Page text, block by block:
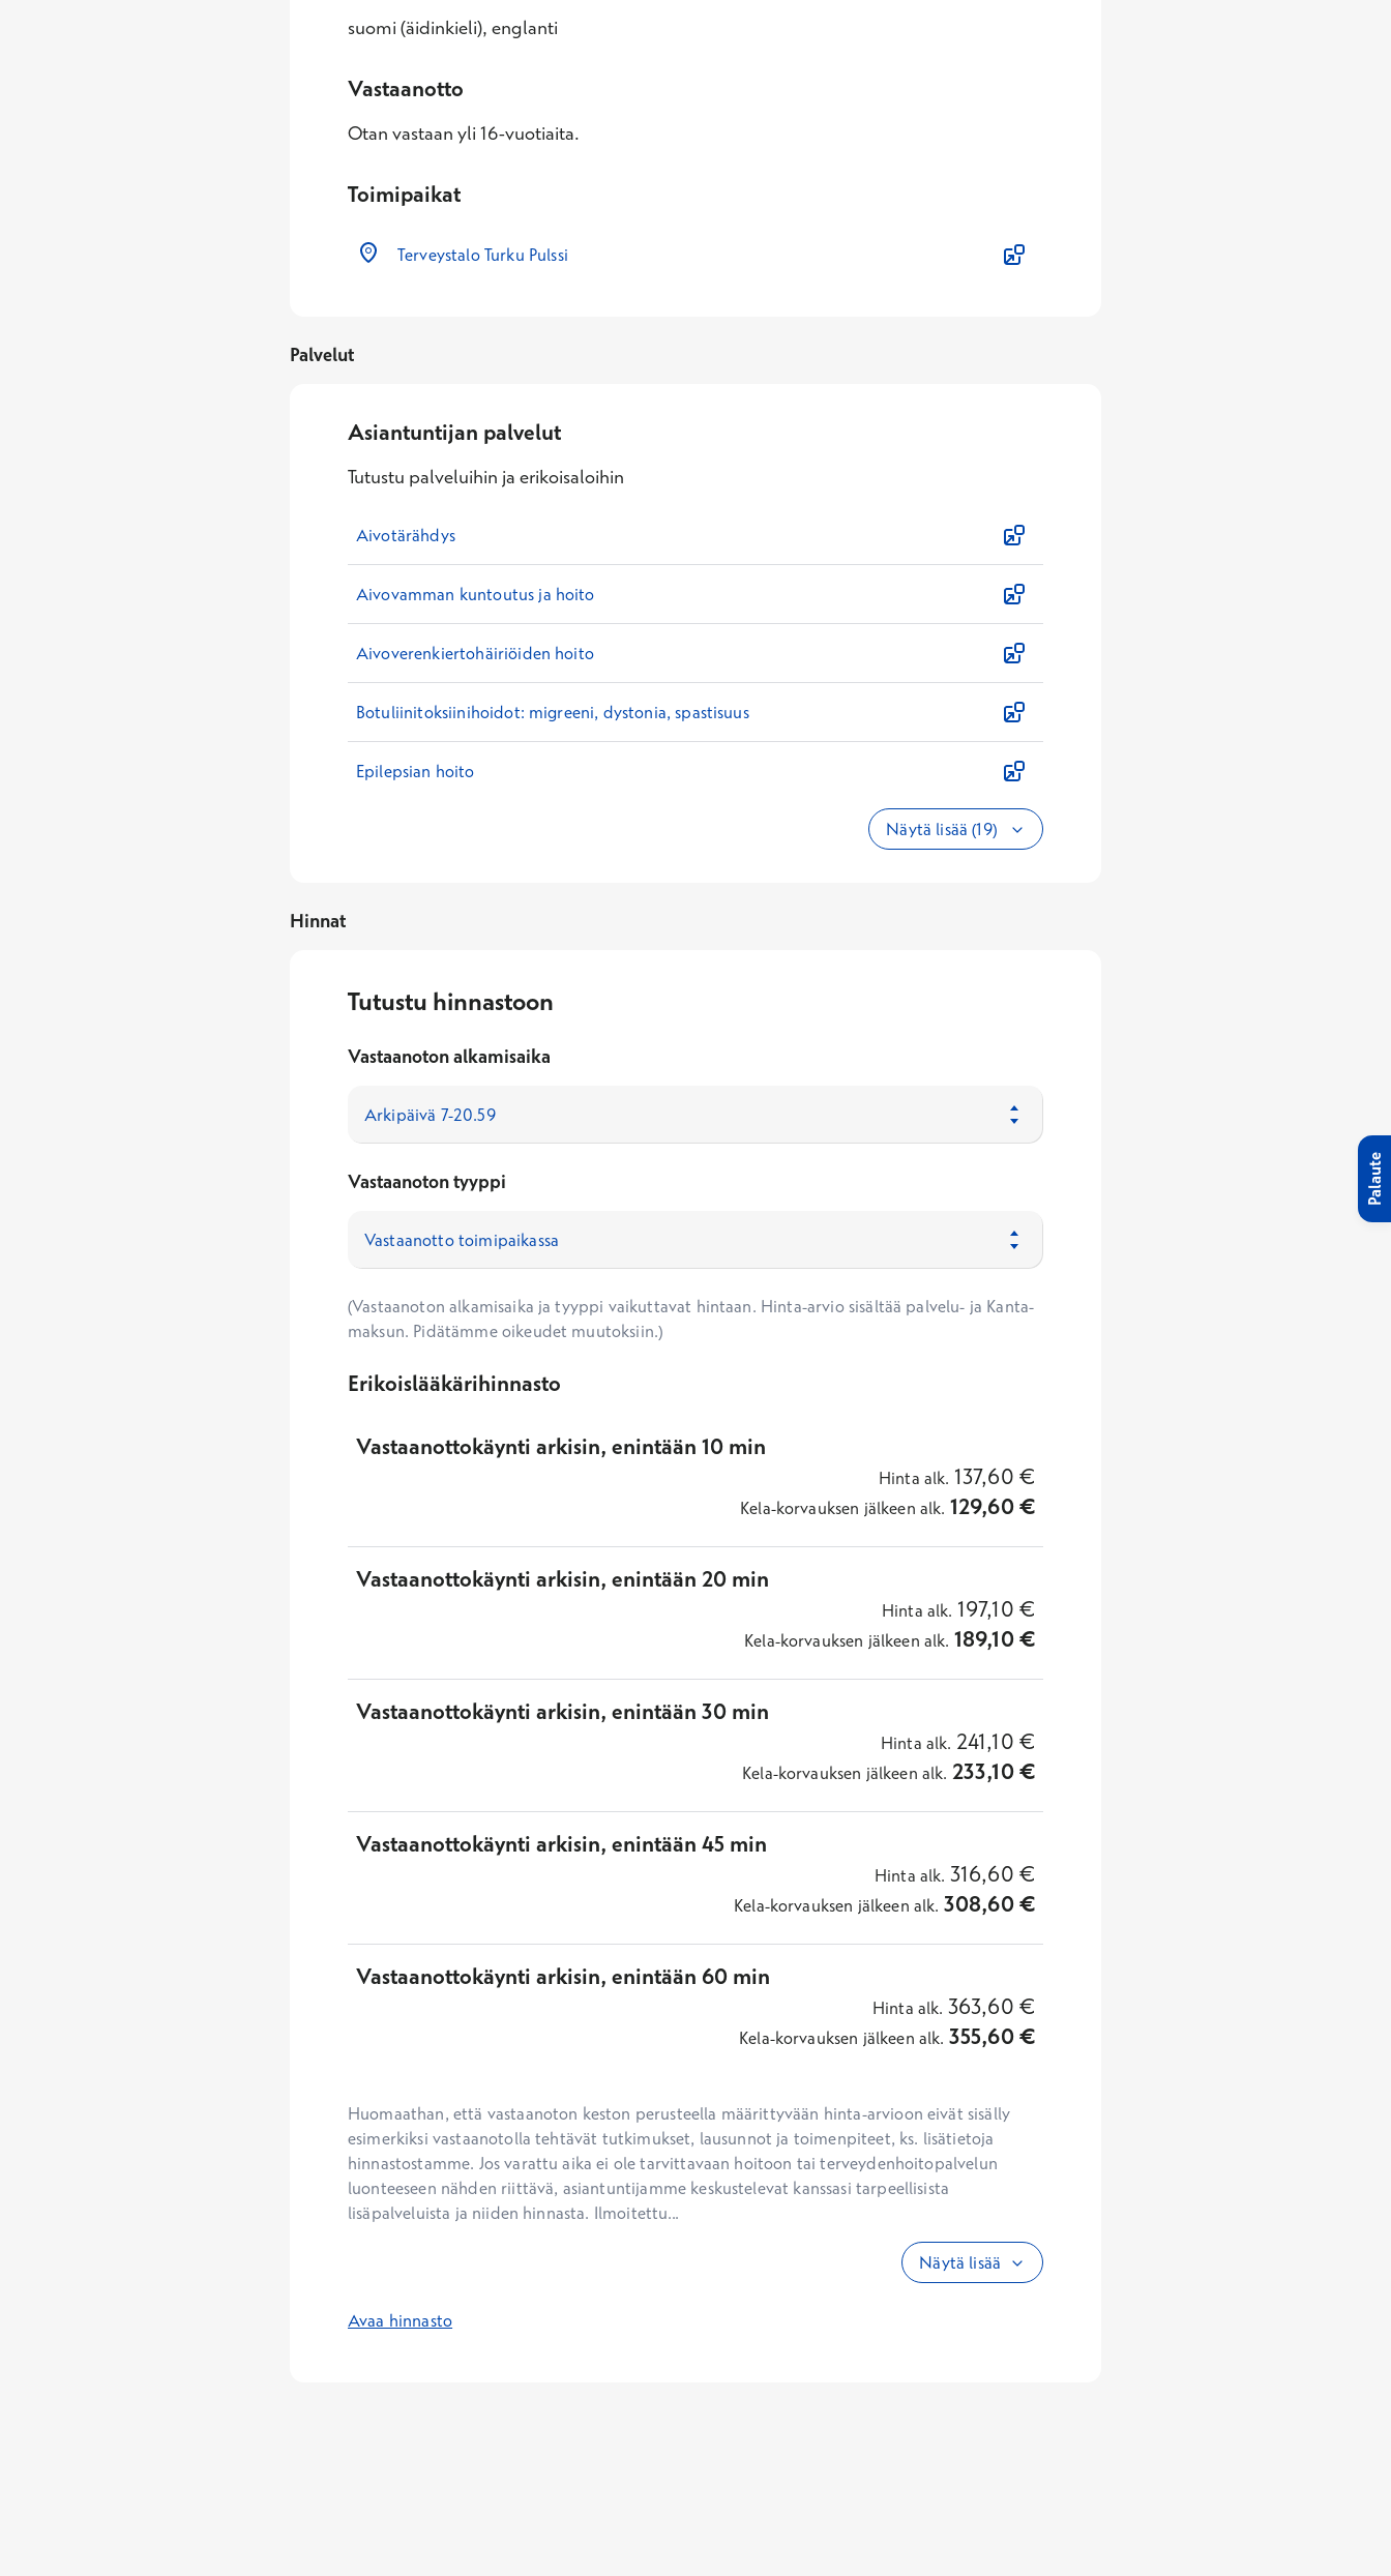
suomi (äidinkieli), englanti
Vastaanotto
Otan vastaan yli 16-vuotiaita.
Toimipaikat
Terveystalo Turku Pulssi
Palvelut
Asiantuntijan palvelut
Tutustu palveluihin ja erikoisaloihin
Aivotärähdys
Aivovamman kuntoutus ja hoito
Aivoverenkiertohäiriöiden hoito
Botuliinitoksiinihoidot: migreeni, dystonia, spastisuus
Epilepsian hoito
Näytä lisää (19)
Hinnat
Tutustu hinnastoon
Vastaanoton alkamisaika
Vastaanoton tyyppi
(Vastaanoton alkamisaika ja tyyppi vaikuttavat hintaan. Hinta-arvio sisältää palvelu- ja Kanta-
maksun. Pidätämme oikeudet muutoksiin.)
Erikoislääkärihinnasto
Vastaanottokäynti arkisin, enintään 10 min
Hinta alk. 137,60 €
Kela-korvauksen jälkeen alk. 129,60€
Vastaanottokäynti arkisin, enintään 20 min
Hinta alk. 197,10 €
Kela-korvauksen jälkeen alk. 189,10€
Vastaanottokäynti arkisin, enintään 30 min
Hinta alk. 241,10 €
Kela-korvauksen jälkeen alk. 233,10€
Vastaanottokäynti arkisin, enintään 45 min
Hinta alk. 316,60 €
Kela-korvauksen jälkeen alk. 308,60€
Vastaanottokäynti arkisin, enintään 60 min
Hinta alk. 363,60 €
Kela-korvauksen jälkeen alk. 355,60€
Huomaathan, että vastaanoton keston perusteella määrittyvään hinta-arvioon eivät sisälly
esimerkiksi vastaanotolla tehtävät tutkimukset, lausunnot ja toimenpiteet, ks. lisätietoja
hinnastostamme. Jos varattu aika ei ole tarvittavaan hoitoon tai terveydenhoitopalvelun
luonteeseen nähden riittävä, asiantuntijamme keskustelevat kanssasi tarpeellisista
lisäpalveluista ja niiden hinnasta. Ilmoitettu...
Näytä lisää
Avaa hinnasto
Palaute